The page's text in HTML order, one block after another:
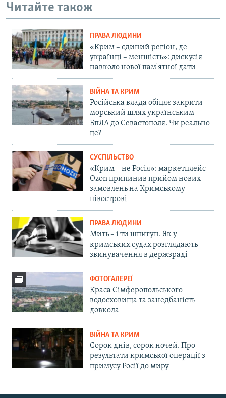
Читайте також
ПРАВА ЛЮДИНИ
«Крим – єдиний регіон, де
українці – меншість»: дискусія
навколо нової пам'ятної дати
ВІЙНА ТА КРИМ
Російська влада обіцяє закрити
морський шлях українським
БпЛА до Севастополя. Чи реально
це?
СУСПІЛЬСТВО
«Крим – не Росія»: маркетплейс
Ozon припинив прийом нових
замовлень на Кримському
півострові
ПРАВА ЛЮДИНИ
Мить – і ти шпигун. Як у
кримських судах розглядають
звинувачення в держзраді
ФОТОГАЛЕРЕЇ
Краса Сімферопольського
водосховища та занедбаність
довкола
ВІЙНА ТА КРИМ
Сорок днів, сорок ночей. Про
результати кримської операції з
примусу Росії до миру